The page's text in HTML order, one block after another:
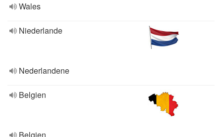
Wales
Niederlande
Nederlandene
Belgien